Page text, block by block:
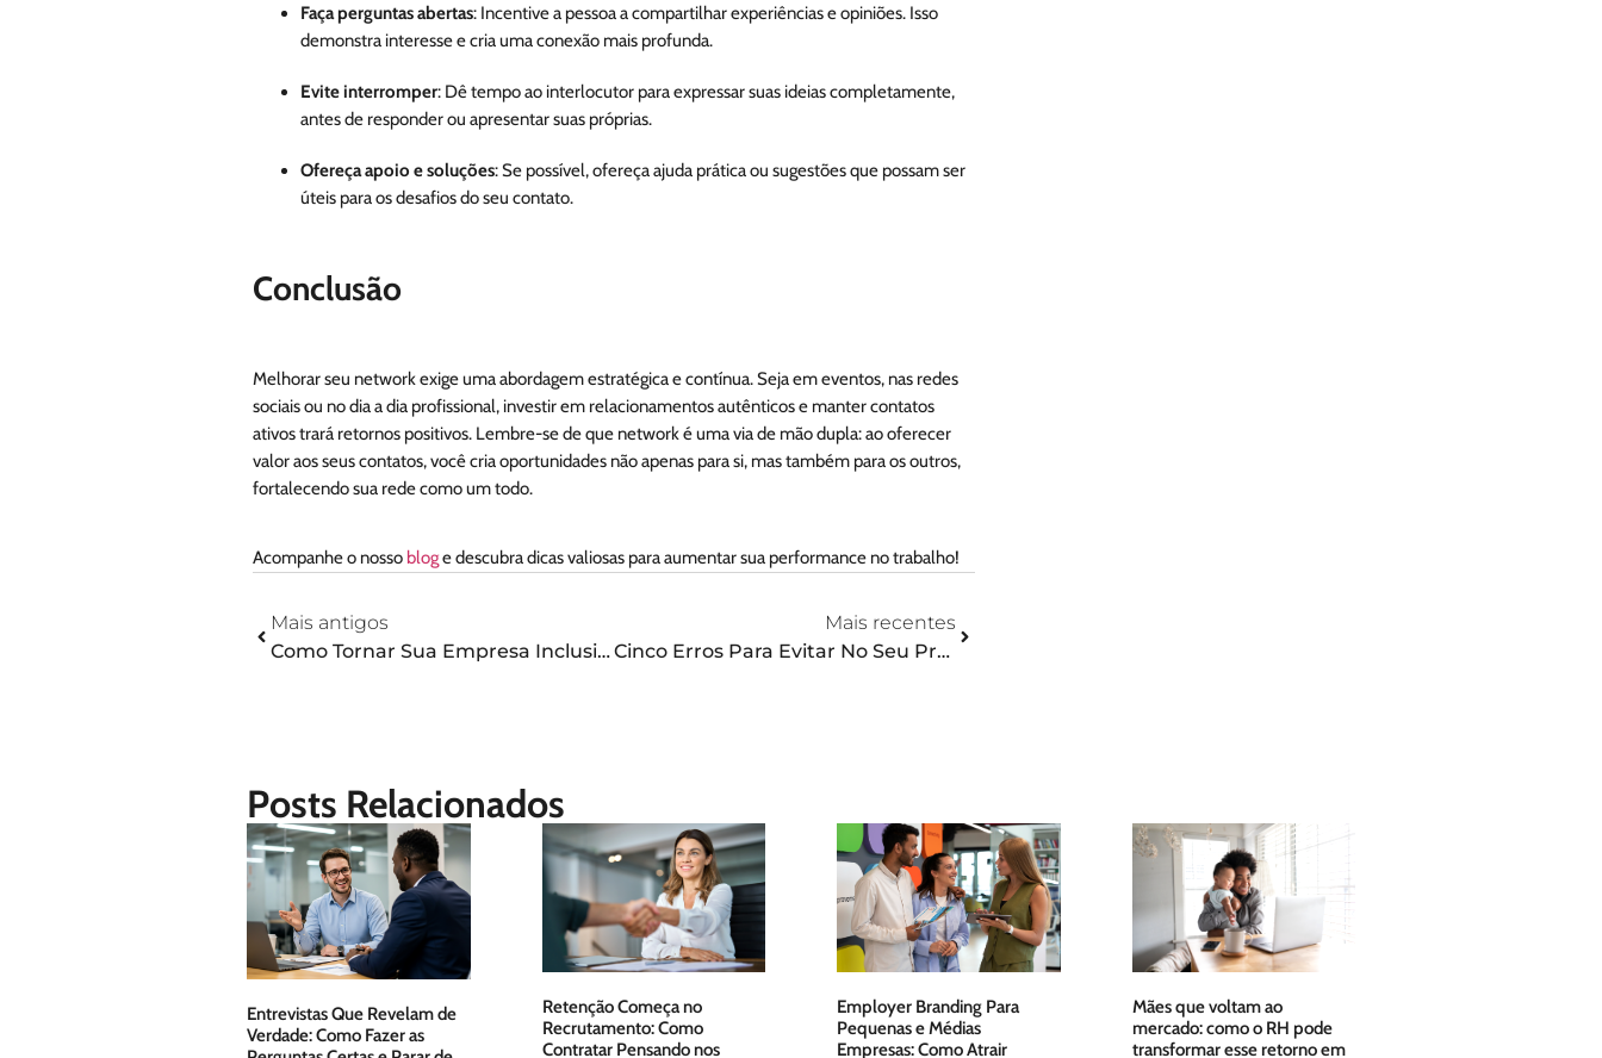
Faça perguntas abertas: Incentive a pessoa a compartilhar experiências e opiniões. Isso
demonstra interesse e cria uma conexão mais profunda.
Evite interromper: Dê tempo ao interlocutor para expressar suas ideias completamente,
antes de responder ou apresentar suas próprias.
Ofereça apoio e soluções: Se possível, ofereça ajuda prática ou sugestões que possam ser
úteis para os desafios do seu contato.
Conclusão
Melhorar seu network exige uma abordagem estratégica e contínua. Seja em eventos, nas redes
sociais ou no dia a dia profissional, investir em relacionamentos autênticos e manter contatos
ativos trará retornos positivos. Lembre-se de que network é uma via de mão dupla: ao oferecer
valor aos seus contatos, você cria oportunidades não apenas para si, mas também para os outros,
fortalecendo sua rede como um todo.
Acompanhe o nosso bloge descubra dicas valiosas para aumentar sua performance no trabalho!
Mais antigos
Como Tornar Sua Empresa Inclusiva Na Luta PcD
Mais recentes
Cinco Erros Para Evitar No Seu Processo Seletivo Com Foco No CCQ
Posts Relacionados
Entrevistas Que Revelam de
Verdade: Como Fazer as
Retenção Começa no
Recrutamento: Como
Contratar Pensando nos
Employer Branding Para
Pequenas e Médias
Empresas: Como Atrair
Mães que voltam ao
mercado: como o RH pode
transformar esse retorno em